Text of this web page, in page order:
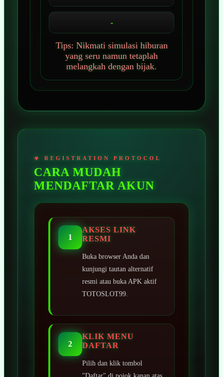
-
Tips: Nikmati simulasi hiburan
yang seru namun tetaplah
melangkah dengan bijak.
CARA MUDAH
MENDAFTAR AKUN
1
AKSES LINK
RESMI
Buka browser Anda dan
kunjungi tautan alternatif
resmi atau buka APK aktif
TOTOSLOT99.
2
KLIK MENU
DAFTAR
Pilih dan klik tombol